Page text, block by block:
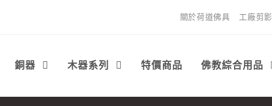
關於荷道佛具 工廠剪影
銅器 木器系列 特價商品 佛教綜合用品